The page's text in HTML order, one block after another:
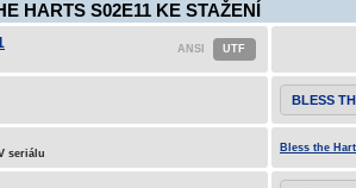
HARTS S02E11 KE STAŽENÍ
BLESS
seriálu Bless the